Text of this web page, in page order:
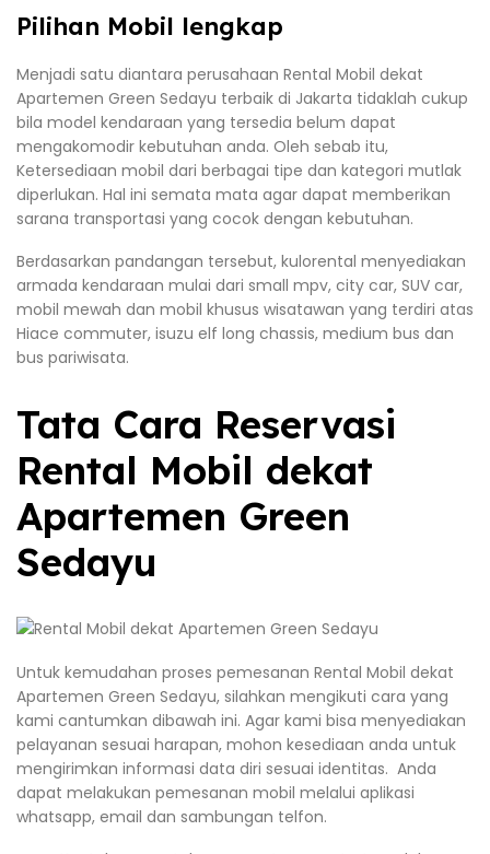
Pilihan Mobil lengkap
Menjadi satu diantara perusahaan Rental Mobil dekat
Apartemen Green Sedayu terbaik di Jakarta tidaklah cukup
bila model kendaraan yang tersedia belum dapat
mengakomodir kebutuhan anda. Oleh sebab itu,
Ketersediaan mobil dari berbagai tipe dan kategori mutlak
diperlukan. Hal ini semata mata agar dapat memberikan
sarana transportasi yang cocok dengan kebutuhan.
Berdasarkan pandangan tersebut, kulorental menyediakan
armada kendaraan mulai dari small mpv, city car, SUV car,
mobil mewah dan mobil khusus wisatawan yang terdiri atas
Hiace commuter, isuzu elf long chassis, medium bus dan
bus pariwisata.
Tata Cara Reservasi
Rental Mobil dekat
Apartemen Green
Sedayu
Untuk kemudahan proses pemesanan Rental Mobil dekat
Apartemen Green Sedayu, silahkan mengikuti cara yang
kami cantumkan dibawah ini. Agar kami bisa menyediakan
pelayanan sesuai harapan, mohon kesediaan anda untuk
mengirimkan informasi data diri sesuai identitas. Anda
dapat melakukan pemesanan mobil melalui aplikasi
whatsapp, email dan sambungan telfon.